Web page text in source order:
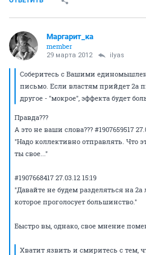
Маргарит_ка
member
29 марта 2012 ilyas
Соберитесь с Вашими
письмо. Если властям прийдет 2а
другое - "мокрое", эффекта будет
Правда???
А это не ваши слова??? #1907659517
"Надо коллективно отправлять. Что
ты свое..."
#1907668417 27.03.12 15:19
"Давайте не будем разделяться на
которое проголосует большинство."
Быстро вы, однако, свое мнение
Хватит язвить и смиритесь с тем,